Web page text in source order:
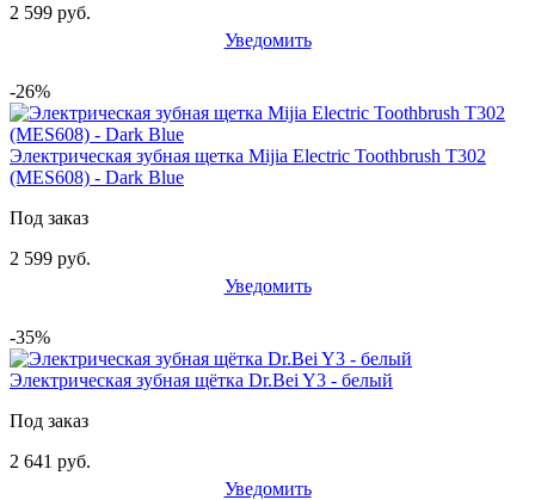
2 599 руб.
Уведомить
-26%
Электрическая зубная щетка Mijia Electric Toothbrush T302
(MES608) - Dark Blue
Под заказ
2 599 руб.
Уведомить
-35%
Электрическая зубная щётка Dr.Bei Y3 - белый
Под заказ
2 641 руб.
Уведомить